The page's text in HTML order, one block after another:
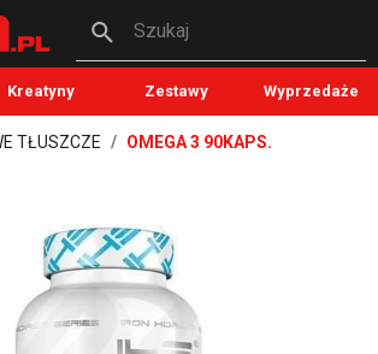
Szukaj
Kreatyny Zestawy Wyprzedaże
TŁUSZCZE OMEGA 3 90KAPS.